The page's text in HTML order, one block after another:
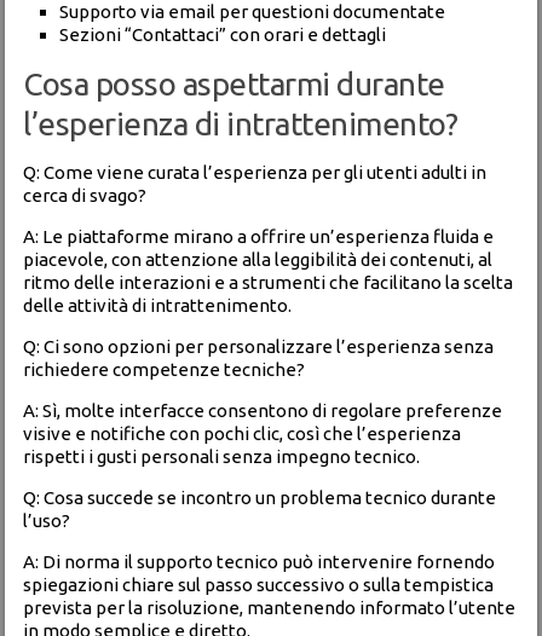
Supporto via email per questioni documentate
Sezioni “Contattaci” con orari e dettagli
Cosa posso aspettarmi durante
l’esperienza di intrattenimento?
Q: Come viene curata l’esperienza per gli utenti adulti in
cerca di svago?
A: Le piattaforme mirano a offrire un’esperienza fluida e
piacevole, con attenzione alla leggibilità dei contenuti, al
ritmo delle interazioni e a strumenti che facilitano la scelta
delle attività di intrattenimento.
Q: Ci sono opzioni per personalizzare l’esperienza senza
richiedere competenze tecniche?
A: Sì, molte interfacce consentono di regolare preferenze
visive e notifiche con pochi clic, così che l’esperienza
rispetti i gusti personali senza impegno tecnico.
Q: Cosa succede se incontro un problema tecnico durante
l’uso?
A: Di norma il supporto tecnico può intervenire fornendo
spiegazioni chiare sul passo successivo o sulla tempistica
prevista per la risoluzione, mantenendo informato l’utente
in modo semplice e diretto.